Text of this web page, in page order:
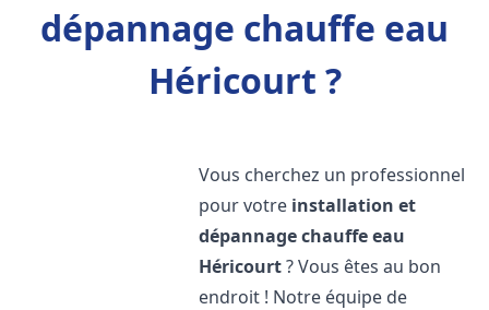
dépannage chauffe eau
Héricourt ?
Vous cherchez un professionnel
pour votre installation et
dépannage chauffe eau
Héricourt? Vous êtes au bon
endroit ! Notre équipe de